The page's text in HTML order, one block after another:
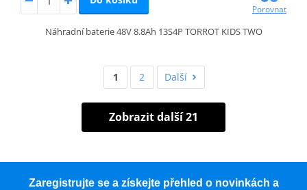
Porovnat
Náhradní baterie 48V 8.8Ah 13S4P TORROT KIDS TWO
1 2 Další
Zobrazit další 21
Zaregistrujte se a získejte přehled o novinkách a